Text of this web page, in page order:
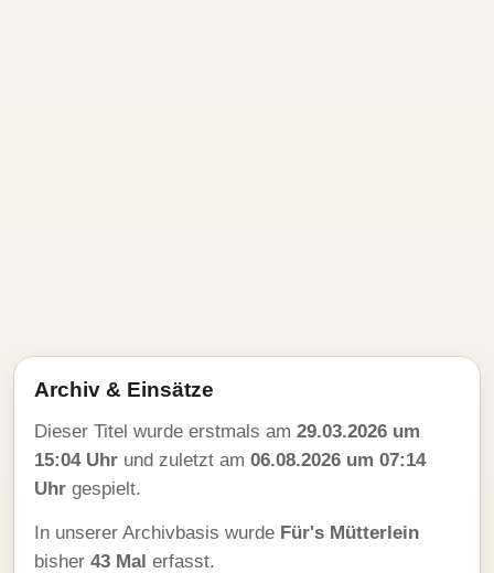
Archiv & Einsätze
Dieser Titel wurde erstmals am 29.03.2026 um
15:04 Uhr und zuletzt am 06.08.2026 um 07:14
Uhr gespielt.
In unserer Archivbasis wurde Für's Mütterlein
bisher 43 Mal erfasst.